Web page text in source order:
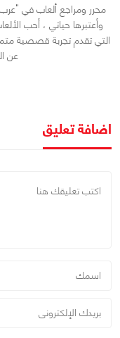
محرر ومراجع ألعاب في
عن
اضافة تعليق